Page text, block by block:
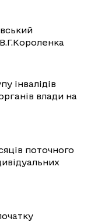
інвалідів
влади на
поточного